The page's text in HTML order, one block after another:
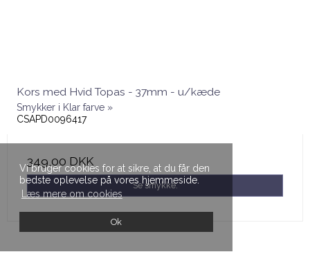
Vi bruger cookies for at sikre, at du får den
bedste oplevelse på vores hjemmeside.
Læs mere om cookies
Ok
Kors med Hvid Topas - 37mm - u/kæde
Smykker i Klar farve »
CSAPD0096417
349,00 DKK
Se smykke.